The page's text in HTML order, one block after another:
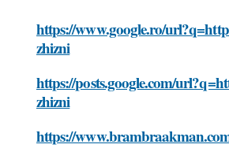
https://www.google.ro/
zhizni
https://posts.google.com/
zhizni
https://